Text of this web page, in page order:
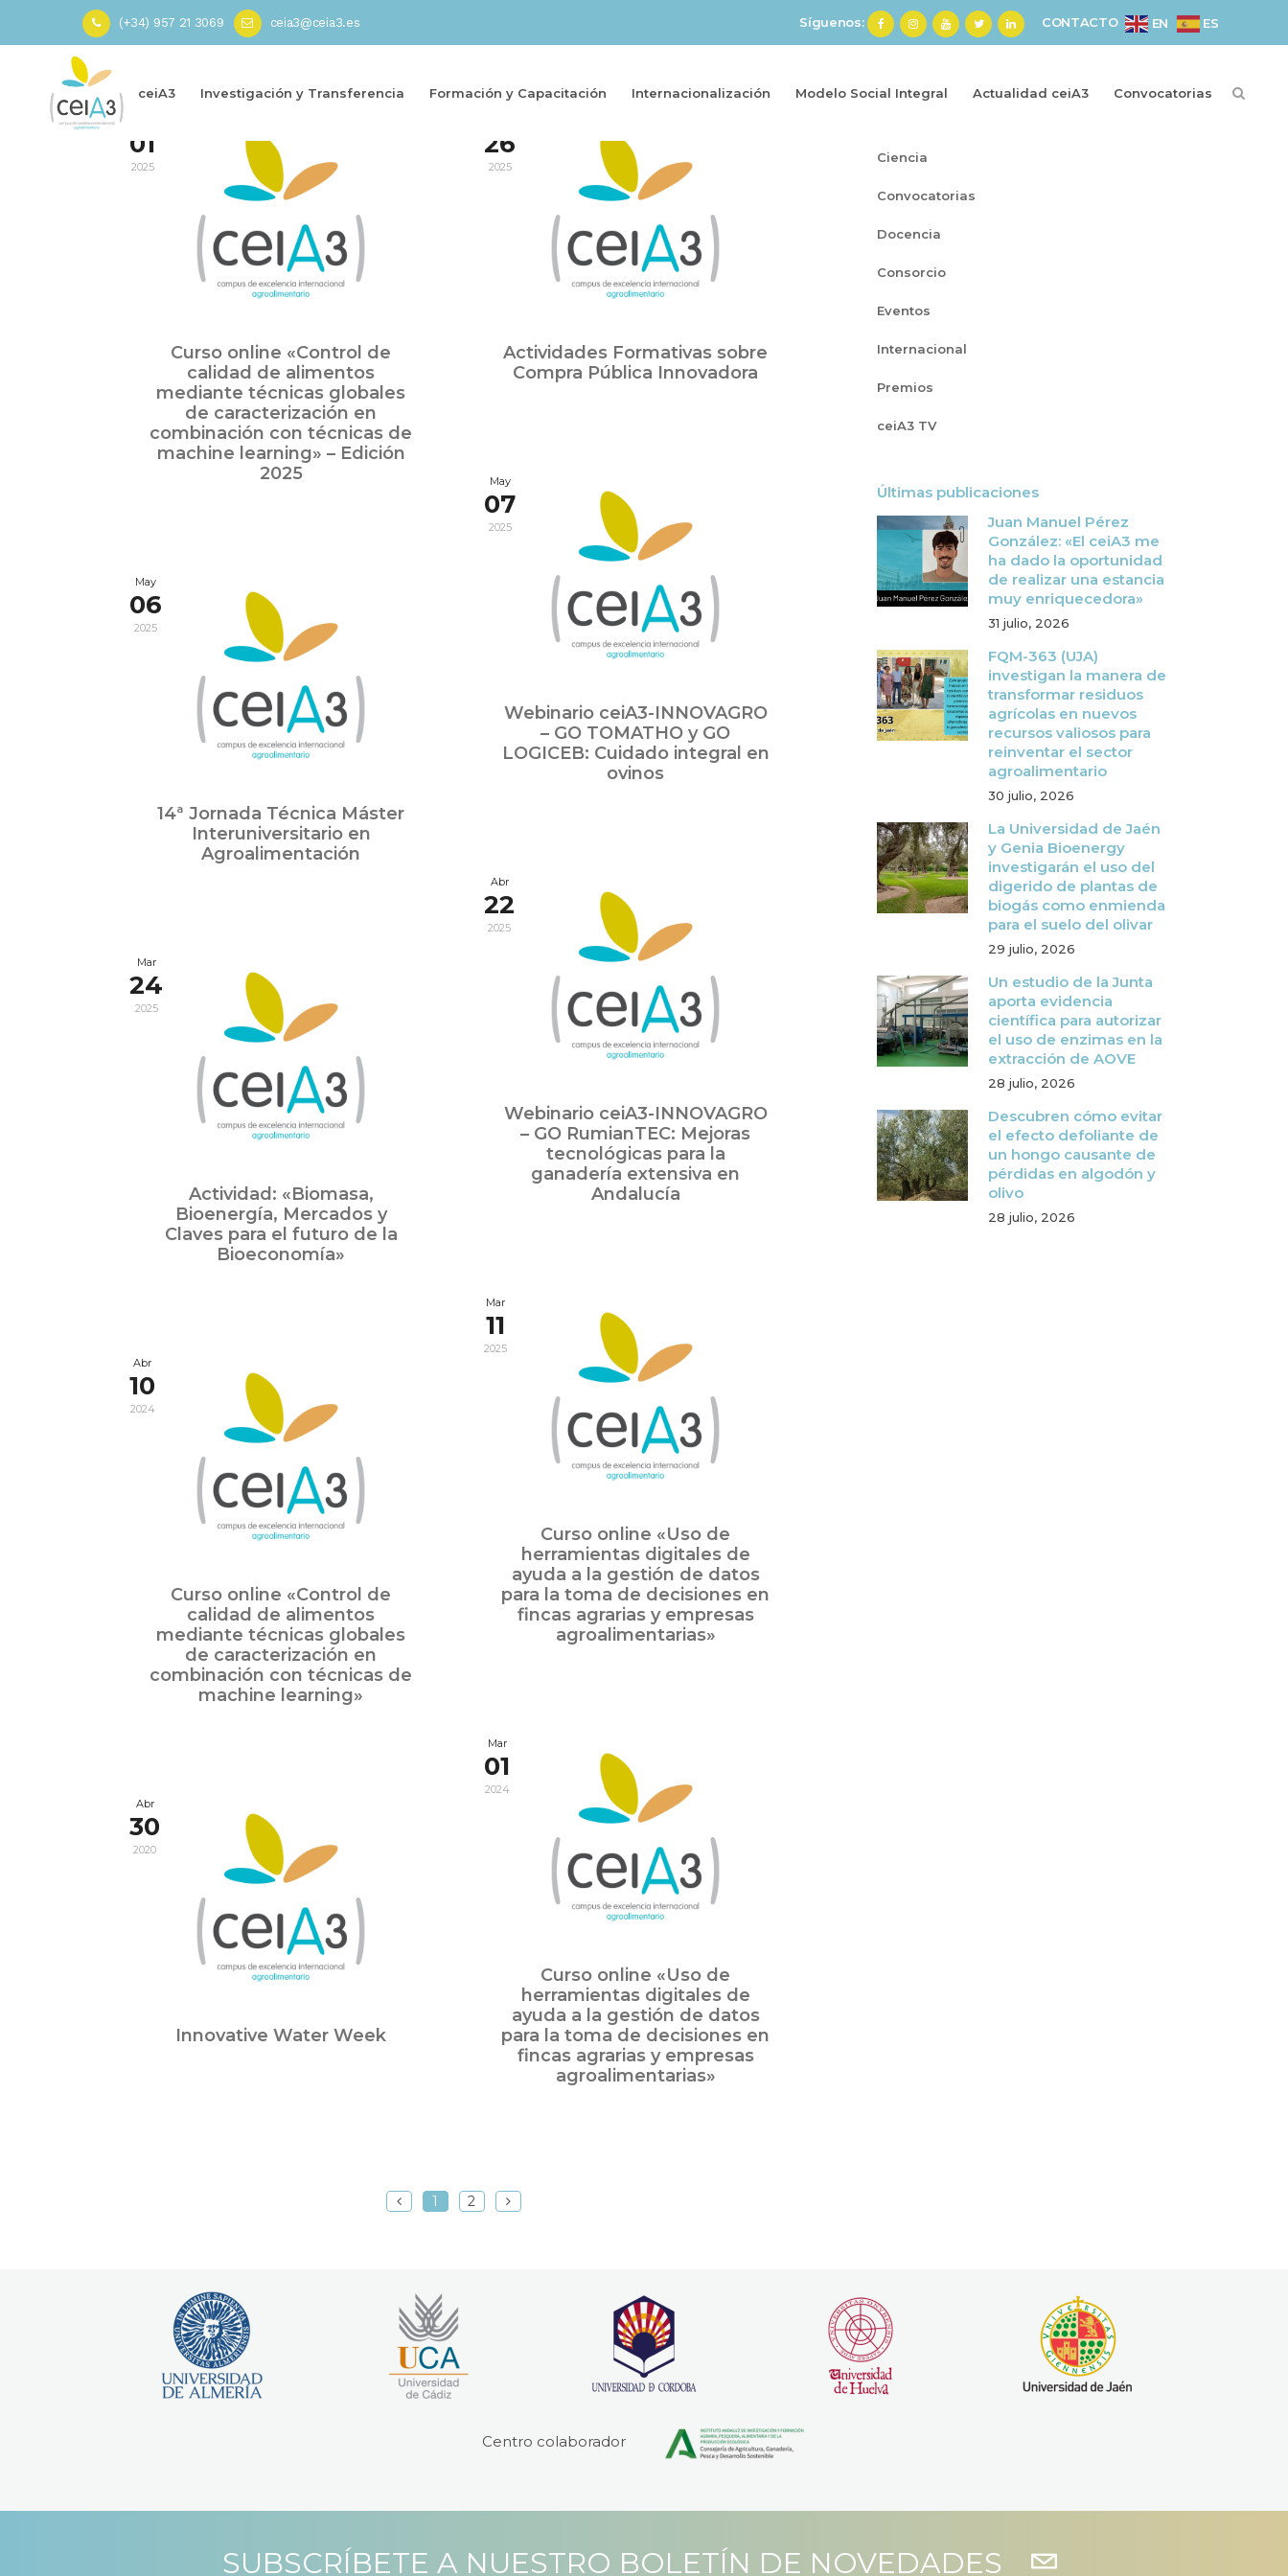
(+34) 957 21 3069 ceia3@ceia3.es Síguenos: CONTACTO EN ES
ceiA3 Investigación y Transferencia Formación y Capacitación Internacionalización Modelo Social Integral Actualidad ceiA3 Convocatorias
Inicio»online
01
2025
Curso online «Control de
calidad de alimentos
mediante técnicas globales
de caracterización en
combinación con técnicas de
machine learning» – Edición
2025
26
2025
Actividades Formativas sobre
Compra Pública Innovadora
May
07
2025
Webinario ceiA3-INNOVAGRO
– GO TOMATHO y GO
LOGICEB: Cuidado integral en
ovinos
May
06
2025
14ª Jornada Técnica Máster
Interuniversitario en
Agroalimentación
Abr
22
2025
Webinario ceiA3-INNOVAGRO
– GO RumianTEC: Mejoras
tecnológicas para la
ganadería extensiva en
Andalucía
Mar
24
2025
Actividad: «Biomasa,
Bioenergía, Mercados y
Claves para el futuro de la
Bioeconomía»
Mar
11
2025
Curso online «Uso de
herramientas digitales de
ayuda a la gestión de datos
para la toma de decisiones en
fincas agrarias y empresas
agroalimentarias»
Abr
10
2024
Curso online «Control de
calidad de alimentos
mediante técnicas globales
de caracterización en
combinación con técnicas de
machine learning»
Mar
01
2024
Curso online «Uso de
herramientas digitales de
ayuda a la gestión de datos
para la toma de decisiones en
fincas agrarias y empresas
agroalimentarias»
Abr
30
2020
Innovative Water Week
1 2
Ciencia
Convocatorias
Docencia
Consorcio
Eventos
Internacional
Premios
ceiA3 TV
Últimas publicaciones
Juan Manuel Pérez
González: «El ceiA3 me
ha dado la oportunidad
de realizar una estancia
muy enriquecedora»
31 julio, 2026
FQM-363 (UJA)
investigan la manera de
transformar residuos
agrícolas en nuevos
recursos valiosos para
reinventar el sector
agroalimentario
30 julio, 2026
La Universidad de Jaén
y Genia Bioenergy
investigarán el uso del
digerido de plantas de
biogás como enmienda
para el suelo del olivar
29 julio, 2026
Un estudio de la Junta
aporta evidencia
científica para autorizar
el uso de enzimas en la
extracción de AOVE
28 julio, 2026
Descubren cómo evitar
el efecto defoliante de
un hongo causante de
pérdidas en algodón y
olivo
28 julio, 2026
Centro colaborador
SUBSCRÍBETE A NUESTRO BOLETÍN DE NOVEDADES